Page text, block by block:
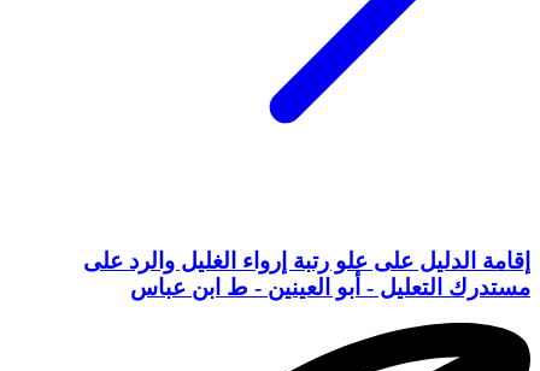
إقامة الدليل على علو رتبة إرواء الغليل والرد على
مستدرك التعليل - أبو العينين - ط ابن عباس